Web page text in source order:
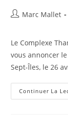
Auteur/autrice
publication :
Marc Mallet
Le Complexe
vous annoncer
Sept-Îles, le 26
Continuer La